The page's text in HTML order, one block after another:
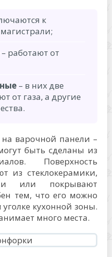
к
– работают от
– в них две
от газа, а другие
на варочной панели –
быть сделаны из
Поверхность
из стеклокерамики,
или покрывают
тем, что его можно
кухонной зоны.
много места.